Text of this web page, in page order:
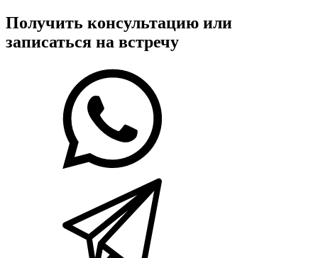
Получить консультацию или
записаться на встречу